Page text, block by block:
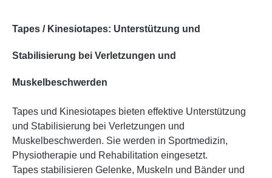
akuten und chronischen Hauterkrankungen
Pilzinfektionen) nicht verwenden!- Bei
verwenden!- Bei einer pAVK distal vom
Tumoren, Bestrahlung, Chemotherapie nicht
verwenden!- Schwangere dürfen das Tape nur
nach Rücksprache mit dem behandelnden Arzt
anlegen!- Fu¨r Kinder unzugänglich
aufbewahren!ANWENDUNGSDAUERDas
Tapes / Kinesiotapes: Unterstützung und
Stabilisierung bei Verletzungen und
Muskelbeschwerden
Tapes und Kinesiotapes bieten effektive Unterstützung
und Stabilisierung bei Verletzungen und
Muskelbeschwerden. Sie werden in Sportmedizin,
Physiotherapie und Rehabilitation eingesetzt.
Tapes stabilisieren Gelenke, Muskeln und Bänder und